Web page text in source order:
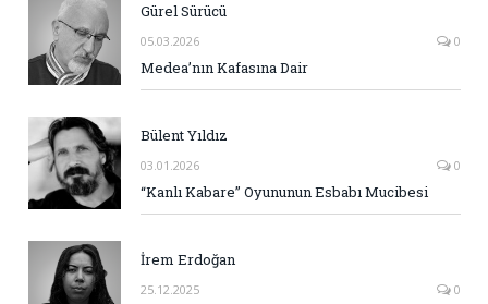
Gürel Sürücü
05.03.2026 0
Medea’nın Kafasına Dair
Bülent Yıldız
03.01.2026 0
“Kanlı Kabare” Oyununun Esbabı Mucibesi
İrem Erdoğan
25.12.2025 0